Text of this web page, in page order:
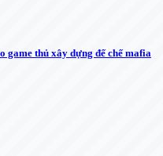
game thủ xây dựng đế chế mafia